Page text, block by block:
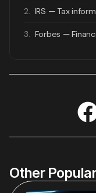
2. IRS — Tax
3. Forbes —
Other